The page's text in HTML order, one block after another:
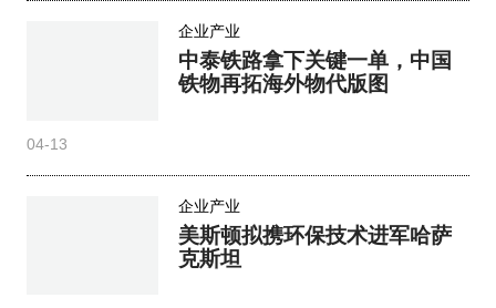
企业产业
中泰铁路拿下关键一单，中国
铁物再拓海外物代版图
04-13
企业产业
美斯顿拟携环保技术进军哈萨
克斯坦